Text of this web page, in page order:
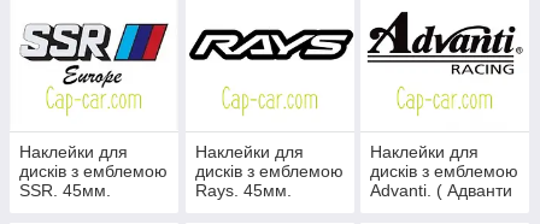
Наклейки для
дисків з емблемою
SSR. 45мм.
Наклейки для
дисків з емблемою
Rays. 45мм.
Наклейки для
дисків з емблемою
Advanti. ( Адванти